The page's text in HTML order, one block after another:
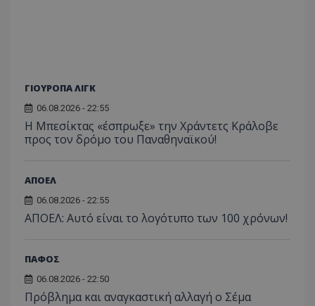
ΓΙΟΥΡΟΠΑ ΛΙΓΚ
06.08.2026 - 22:55
Η Μπεσίκτας «έσπρωξε» την Χράντετς Κράλοβε
προς τον δρόμο του Παναθηναϊκού!
ΑΠΟΕΛ
06.08.2026 - 22:55
ΑΠΟΕΛ: Αυτό είναι το λογότυπο των 100 χρόνων!
ΠΑΦΟΣ
06.08.2026 - 22:50
Πρόβλημα και αναγκαστική αλλαγή ο Σέμα